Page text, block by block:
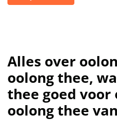
Alles over
oolong thee,
thee goed
oolong thee